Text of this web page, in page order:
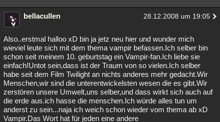
bellacullen 28.12.2008 um 19:05
Also..erstmal halloo xD bin ja jetz neu hier und wunder mich
wieviel leute sich mit dem thema vampir befassen.Ich selber bin
schon seit meinem 10. geburtstag ein Vampir-fan.Ich liebe sie
einfach!Untot sein,dass ist der Traum von so vielen.Ich selber
habe seit dem Film Twilight an nichts anderes mehr gedacht.Wir
Menschen,wir sind die unterentwickelsten wesen die es gibt.Wir
zerstören unsere Umwelt,uns selber,und dass wirkt sich auch auf
die erde aus.ich hasse die menschen.Ich würde alles tun um
anderst zu sein...naja ich weich schon wieder vom thema ab xD
Vampir.Das Wort hat für jeden eine andere